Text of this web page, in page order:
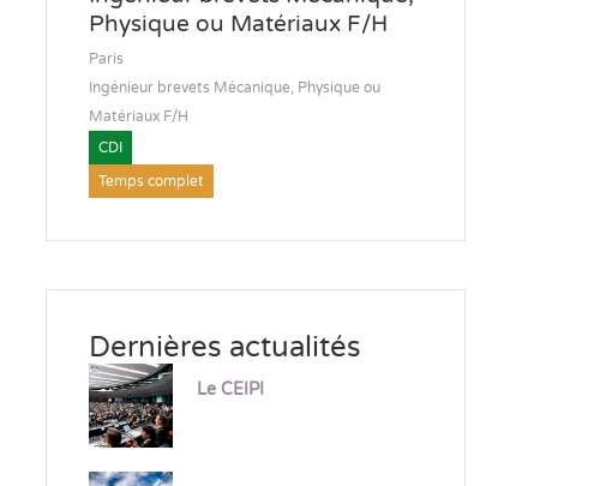
Physique ou Matériaux F/H
Paris
Ingénieur brevets Mécanique, Physique ou
Matériaux F/H
CDI
Temps complet
Dernières actualités
Le CEIPI